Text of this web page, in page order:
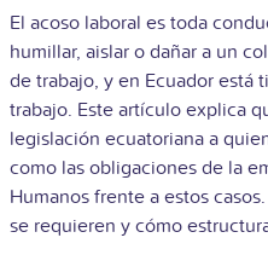
El acoso laboral es toda
humillar, aislar o dañar a un
de trabajo, y en Ecuador está
trabajo. Este artículo explica
legislación ecuatoriana a
como las obligaciones de la
Humanos frente a estos
se requieren y cómo